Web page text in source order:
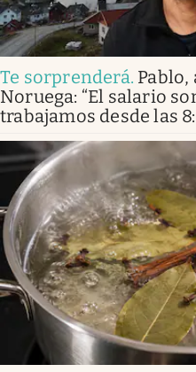
Te sorprenderá.
Noruega: “El salario
trabajamos desde las